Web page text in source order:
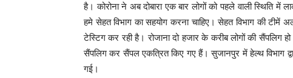
है। कोरोना ने अब दोबारा एक बार लोगों को पहले वाली स्थिति
हमे सेहत विभाग का सहयोग करना चाहिए। सेहत विभाग की
टेस्टिग कर रही है। रोजाना दो हजार के करीब लोगों की सैंपलिग हो
सैंपलिग कर सैंपल एकत्रित किए गए हैं। सुजानपुर में हेल्थ विभाग
गई।